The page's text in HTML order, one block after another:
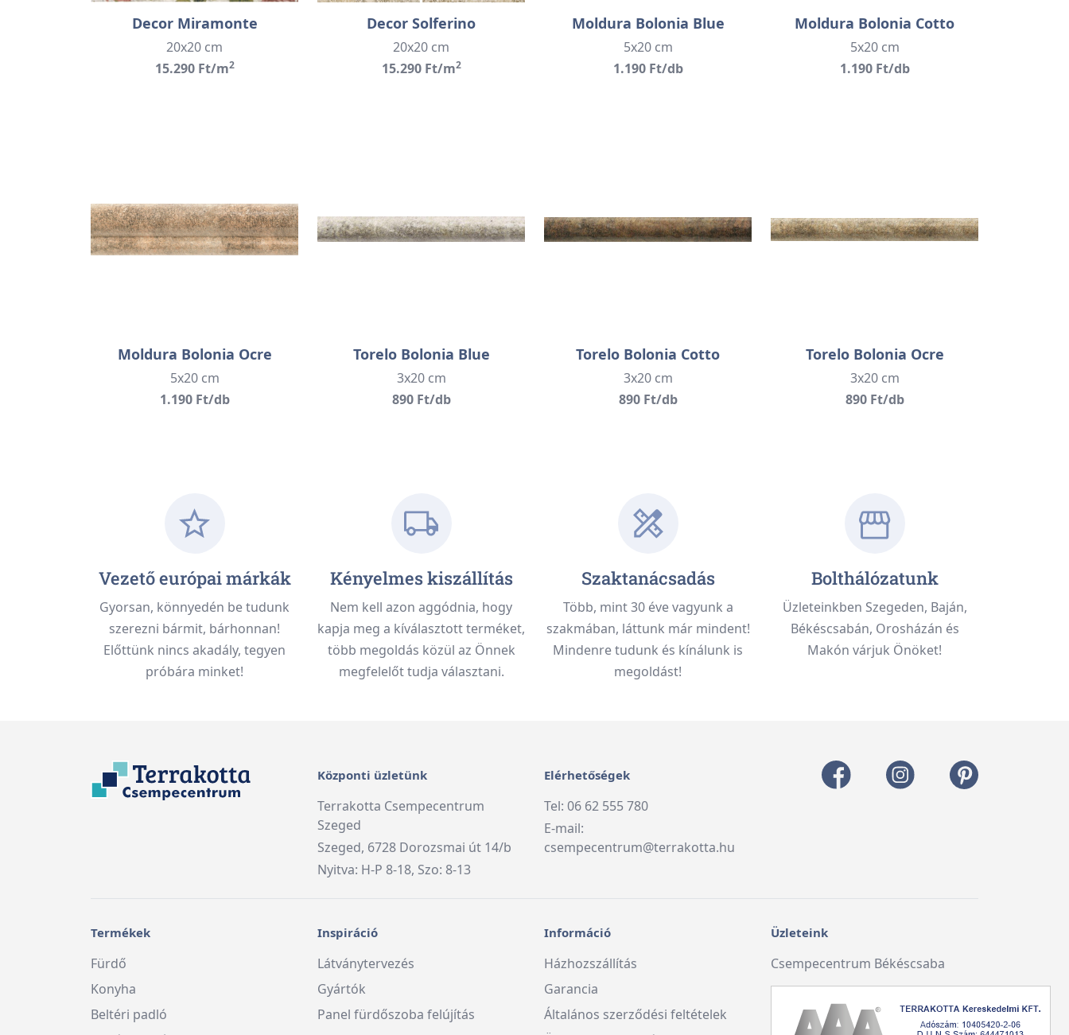
Decor Miramonte
20x20 cm
15.290 Ft/m2
Decor Solferino
20x20 cm
15.290 Ft/m2
Moldura Bolonia Blue
5x20 cm
1.190 Ft/db
Moldura Bolonia Cotto
5x20 cm
1.190 Ft/db
Moldura Bolonia Ocre
5x20 cm
1.190 Ft/db
Torelo Bolonia Blue
3x20 cm
890 Ft/db
Torelo Bolonia Cotto
3x20 cm
890 Ft/db
Torelo Bolonia Ocre
3x20 cm
890 Ft/db
Vezető európai márkák
Gyorsan, könnyedén be tudunk
szerezni bármit, bárhonnan!
Előttünk nincs akadály, tegyen
próbára minket!
Kényelmes kiszállítás
Nem kell azon aggódnia, hogy
kapja meg a kíválasztott terméket,
több megoldás közül az Önnek
megfelelőt tudja választani.
Szaktanácsadás
Több, mint 30 éve vagyunk a
szakmában, láttunk már mindent!
Mindenre tudunk és kínálunk is
megoldást!
Bolthálózatunk
Üzleteinkben Szegeden, Baján,
Békéscsabán, Orosházán és
Makón várjuk Önöket!
Központi üzletünk
Terrakotta Csempecentrum
Szeged
Szeged, 6728 Dorozsmai út 14/b
Nyitva: H-P 8-18, Szo: 8-13
Elérhetőségek
Tel: 06 62 555 780
E-mail:
csempecentrum@terrakotta.hu
Termékek
Fürdő
Konyha
Beltéri padló
Inspiráció
Látványtervezés
Gyártók
Panel fürdőszoba felújítás
Információ
Házhozszállítás
Garancia
Általános szerződési feltételek
Üzleteink
Csempecentrum Békéscsaba